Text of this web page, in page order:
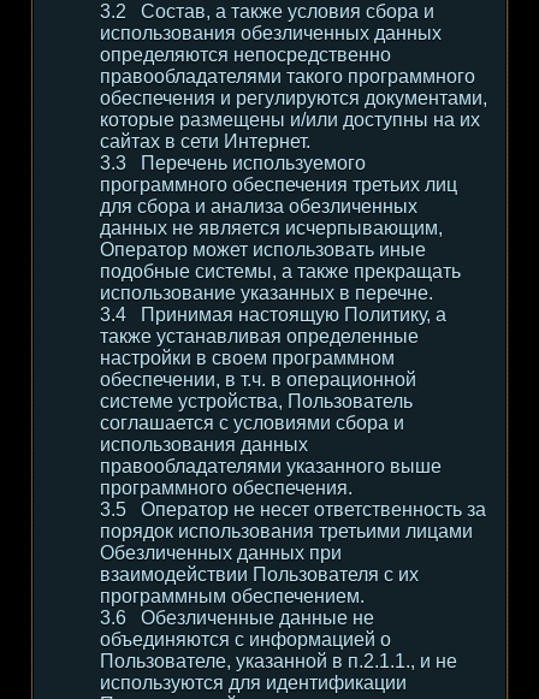
Состав, а также условия сбора и
использования обезличенных данных
определяются непосредственно
правообладателями такого программного
обеспечения и регулируются документами,
которые размещены и/или доступны на их
сайтах в сети Интернет.
Перечень используемого
программного обеспечения третьих лиц
для сбора и анализа обезличенных
данных не является исчерпывающим,
Оператор может использовать иные
подобные системы, а также прекращать
использование указанных в перечне.
Принимая настоящую Политику, а
также устанавливая определенные
настройки в своем программном
обеспечении, в т.ч. в операционной
системе устройства, Пользователь
соглашается с условиями сбора и
использования данных
правообладателями указанного выше
программного обеспечения.
Оператор не несет ответственность за
порядок использования третьими лицами
Обезличенных данных при
взаимодействии Пользователя с их
программным обеспечением.
Обезличенные данные не
объединяются с информацией о
Пользователе, указанной в п.2.1.1., и не
используются для идентификации